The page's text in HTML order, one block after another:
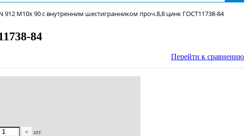
912 М10х 90 с внутренним шестигранником проч.8,8 цинк ГОСТ11738-84
84
Перейти к сравнению
+
шт.